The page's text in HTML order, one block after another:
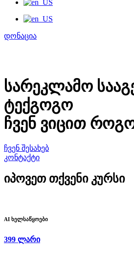
დონაცია
სარეკლამო
ტექგოგო
ჩვენ ვიცით
ჩვენ შესახებ
კონტაქტი
იპოვეთ თქვენი კურსი
AI ხელსაწყოები
399 ლარი